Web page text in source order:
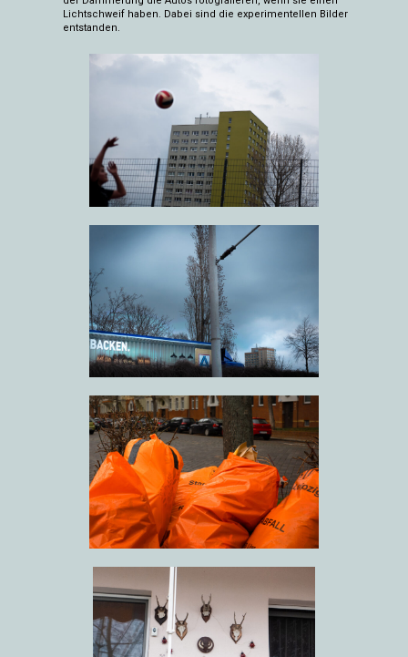
Lichtschweif haben. Dabei sind die experimentellen Bilder
entstanden.